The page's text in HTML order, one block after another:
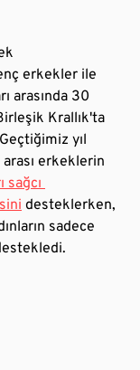
erkekler ile
arasında 30
Krallık'ta
yıl
erkeklerin
sağcı
desteklerken,
sadece